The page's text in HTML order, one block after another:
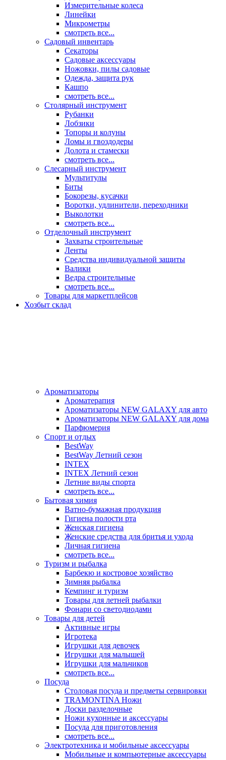
Измерительные колеса
Линейки
Микрометры
смотреть все...
Садовый инвентарь
Секаторы
Садовые аксессуары
Ножовки, пилы садовые
Одежда, защита рук
Кашпо
смотреть все...
Столярный инструмент
Рубанки
Лобзики
Топоры и колуны
Ломы и гвоздодеры
Долота и стамески
смотреть все...
Слесарный инструмент
Мультитулы
Биты
Бокорезы, кусачки
Воротки, удлинители, переходники
Выколотки
смотреть все...
Отделочный инструмент
Захваты строительные
Ленты
Средства индивидуальной защиты
Валики
Ведра строительные
смотреть все...
Товары для маркетплейсов
Хозбыт склад
Ароматизаторы
Ароматерапия
Ароматизаторы NEW GALAXY для авто
Ароматизаторы NEW GALAXY для дома
Парфюмерия
Спорт и отдых
BestWay
BestWay Летний сезон
INTEX
INTEX Летний сезон
Летние виды спорта
смотреть все...
Бытовая химия
Ватно-бумажная продукция
Гигиена полости рта
Женская гигиена
Женские средства для бритья и ухода
Личная гигиена
смотреть все...
Туризм и рыбалка
Барбекю и костровое хозяйство
Зимняя рыбалка
Кемпинг и туризм
Товары для летней рыбалки
Фонари со светодиодами
Товары для детей
Активные игры
Игротека
Игрушки для девочек
Игрушки для малышей
Игрушки для мальчиков
смотреть все...
Посуда
Столовая посуда и предметы сервировки
TRAMONTINA Ножи
Доски разделочные
Ножи кухонные и аксессуары
Посуда для приготовления
смотреть все...
Электротехника и мобильные аксессуары
Мобильные и компьютерные аксессуары